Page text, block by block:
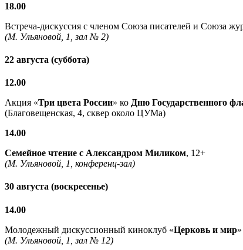
18.00
Встреча-дискуссия с членом Союза писателей и Союза
(М. Ульяновой, 1, зал № 2)
22 августа (суббота)
12.00
Акция «Три цвета России» ко Дню Государственного
(Благовещенская, 4, сквер около ЦУМа)
14.00
Семейное чтение с Александром Миликом, 12+
(М. Ульяновой, 1, конференц-зал)
30 августа (воскресенье)
14.00
Молодежный дискуссионный киноклуб «Церковь и мир
(М. Ульяновой, 1, зал № 12)